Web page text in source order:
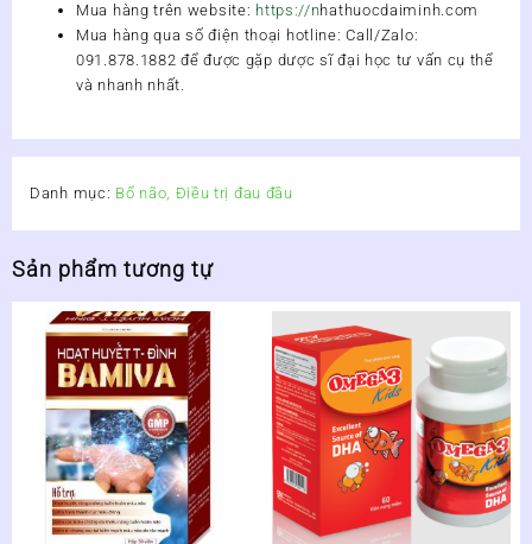
Mua hàng trên website: https://nhathuocdaiminh.com
Mua hàng qua số điện thoại hotline:Call/Zalo:
091.878.1882 để được gặp dược sĩ đại học tư vấn cụ thể
và nhanh nhất.
Danh mục: Bổ não, Điều trị đau đầu
Sản phẩm tương tự